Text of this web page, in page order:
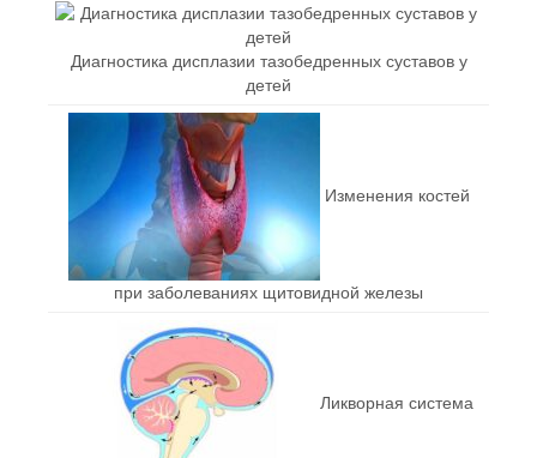
Диагностика дисплазии тазобедренных суставов у
детей
Изменения костей
при заболеваниях щитовидной железы
Ликворная система